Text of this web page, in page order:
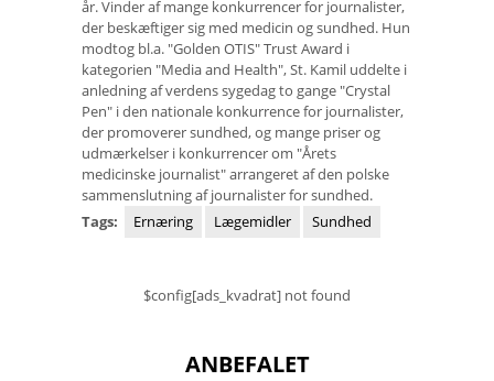
år. Vinder af mange konkurrencer for journalister,
der beskæftiger sig med medicin og sundhed. Hun
modtog bl.a. "Golden OTIS" Trust Award i
kategorien "Media and Health", St. Kamil uddelte i
anledning af verdens sygedag to gange "Crystal
Pen" i den nationale konkurrence for journalister,
der promoverer sundhed, og mange priser og
udmærkelser i konkurrencer om "Årets
medicinske journalist" arrangeret af den polske
sammenslutning af journalister for sundhed.
Tags:
Ernæring Lægemidler Sundhed
$config[ads_kvadrat] not found
ANBEFALET